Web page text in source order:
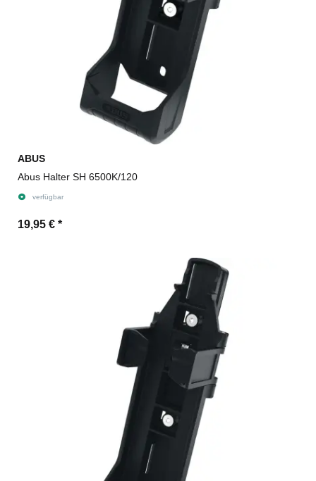
ABUS
Abus Halter SH 6500K/120
verfügbar
19,95 € *